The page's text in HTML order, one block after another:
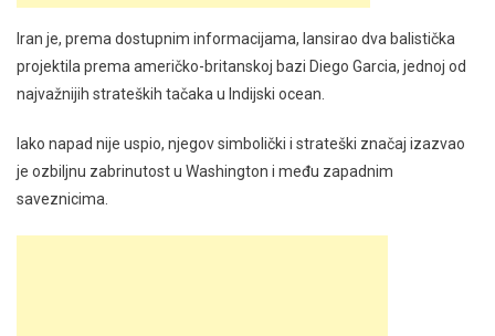
Iran je, prema dostupnim informacijama, lansirao dva balistička
projektila prema američko-britanskoj bazi Diego Garcia, jednoj od
najvažnijih strateških tačaka u Indijski ocean.
Iako napad nije uspio, njegov simbolički i strateški značaj izazvao
je ozbiljnu zabrinutost u Washington i među zapadnim
saveznicima.